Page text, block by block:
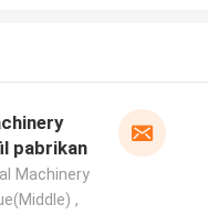
pabrikan
Machinery
,